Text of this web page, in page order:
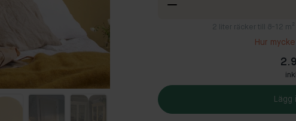
2 liter räcker till 8-12
Hur
Lägg